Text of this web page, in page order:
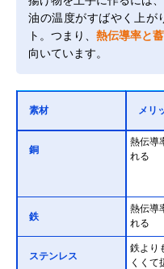
油の温度がすばやく上が
ト。つまり、 熱伝導率と
向いています。
素材 メリ
銅
熱伝導
れる
鉄
熱伝導
れる
ステンレス
鉄より
くくて